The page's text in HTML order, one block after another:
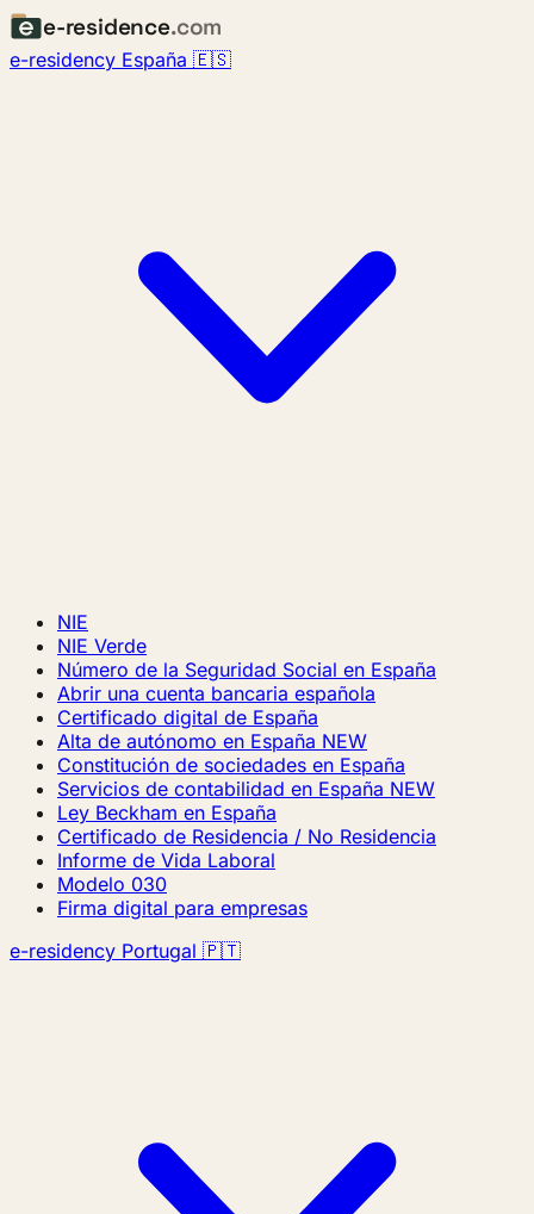
e-residence.com
e-residency España 🇪🇸
NIE
NIE Verde
Número de la Seguridad Social en España
Abrir una cuenta bancaria española
Certificado digital de España
Alta de autónomo en España NEW
Constitución de sociedades en España
Servicios de contabilidad en España NEW
Ley Beckham en España
Certificado de Residencia / No Residencia
Informe de Vida Laboral
Modelo 030
Firma digital para empresas
e-residency Portugal 🇵🇹